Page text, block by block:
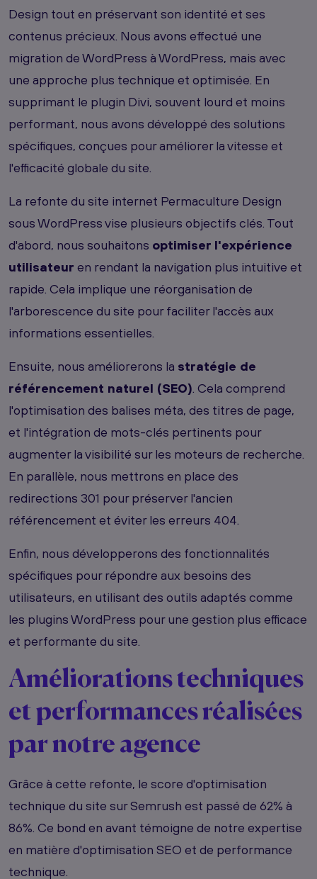
Design tout en préservant son identité et ses
contenus précieux. Nous avons effectué une
migration de WordPress à WordPress, mais avec
une approche plus technique et optimisée. En
supprimant le plugin Divi, souvent lourd et moins
performant, nous avons développé des solutions
spécifiques, conçues pour améliorer la vitesse et
l'efficacité globale du site.
La refonte du site internet Permaculture Design
sous WordPress vise plusieurs objectifs clés. Tout
d'abord, nous souhaitons optimiser l'expérience
utilisateur en rendant la navigation plus intuitive et
rapide. Cela implique une réorganisation de
l'arborescence du site pour faciliter l'accès aux
informations essentielles.
Ensuite, nous améliorerons la stratégie de
référencement naturel (SEO). Cela comprend
l'optimisation des balises méta, des titres de page,
et l'intégration de mots-clés pertinents pour
augmenter la visibilité sur les moteurs de recherche.
En parallèle, nous mettrons en place des
redirections 301 pour préserver l'ancien
référencement et éviter les erreurs 404.
Enfin, nous développerons des fonctionnalités
spécifiques pour répondre aux besoins des
utilisateurs, en utilisant des outils adaptés comme
les plugins WordPress pour une gestion plus efficace
et performante du site.
Améliorations techniques
et performances réalisées
par notre agence
Grâce à cette refonte, le score d'optimisation
technique du site sur Semrush est passé de 62% à
86%. Ce bond en avant témoigne de notre expertise
en matière d'optimisation SEO et de performance
technique.